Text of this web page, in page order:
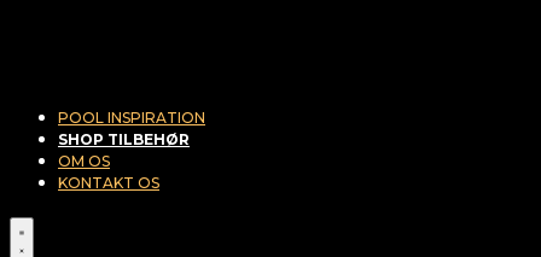
POOL INSPIRATION
SHOP TILBEHØR
OM OS
KONTAKT OS